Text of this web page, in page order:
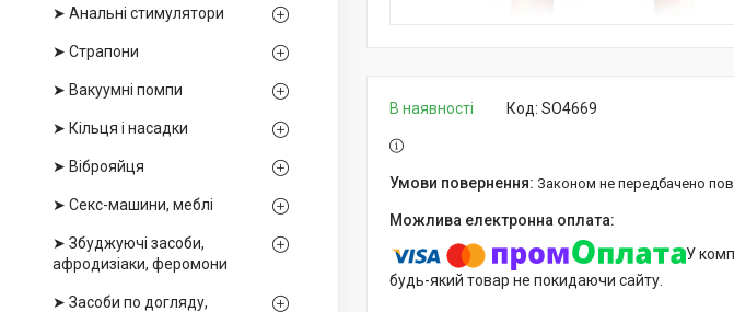
➤ Анальні стимулятори
➤ Страпони
➤ Вакуумні помпи
➤ Кільця і насадки
➤ Віброяйця
➤ Секс-машини, меблі
➤ Збуджуючі засоби,
афродизіаки, феромони
➤ Засоби по догляду,
В наявності Код: SO4669
Законом не передбачено
У
будь-який товар не покидаючи сайту.